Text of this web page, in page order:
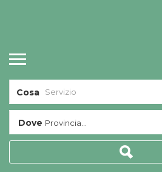
Cosa
Dove Provincia...